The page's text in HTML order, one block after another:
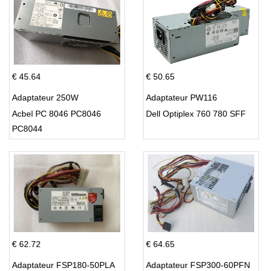
€ 45.64
Adaptateur 250W
Acbel PC 8046 PC8046
PC8044
€ 50.65
Adaptateur PW116
Dell Optiplex 760 780 SFF
€ 62.72
Adaptateur FSP180-50PLA
€ 64.65
Adaptateur FSP300-60PFN